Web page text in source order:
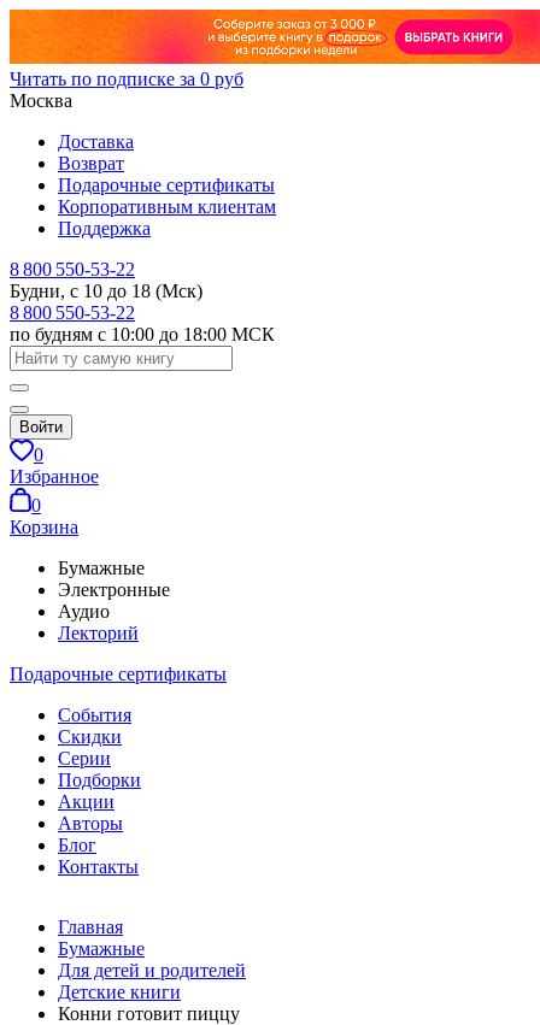
Читать по подписке за 0 руб
Москва
Доставка
Возврат
Подарочные сертификаты
Корпоративным клиентам
Поддержка
8 800 550-53-22
Будни, с 10 до 18 (Мск)
8 800 550-53-22
по будням с 10:00 до 18:00 МСК
Войти
0
Избранное
0
Корзина
Бумажные
Электронные
Аудио
Лекторий
Подарочные сертификаты
События
Скидки
Серии
Подборки
Акции
Авторы
Блог
Контакты
Главная
Бумажные
Для детей и родителей
Детские книги
Конни готовит пиццу